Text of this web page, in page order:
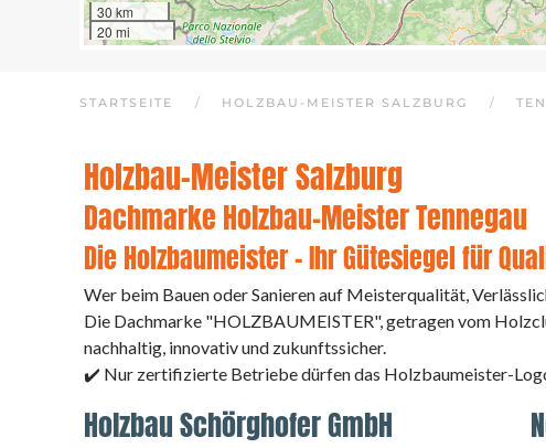
30 km
20 mi
STARTSEITE HOLZBAU-MEISTER SALZBURG
Holzbau-Meister Salzburg
Dachmarke Holzbau-Meister Tennegau
Die Holzbaumeister – Ihr Gütesiegel für
Wer beim Bauen oder Sanieren auf Meisterqualität,
Die Dachmarke "HOLZBAUMEISTER", getragen vom
nachhaltig, innovativ und zukunftssicher.
✔️ Nur zertifizierte Betriebe dürfen das Holzbaumeister-
Holzbau Schörghofer GmbH